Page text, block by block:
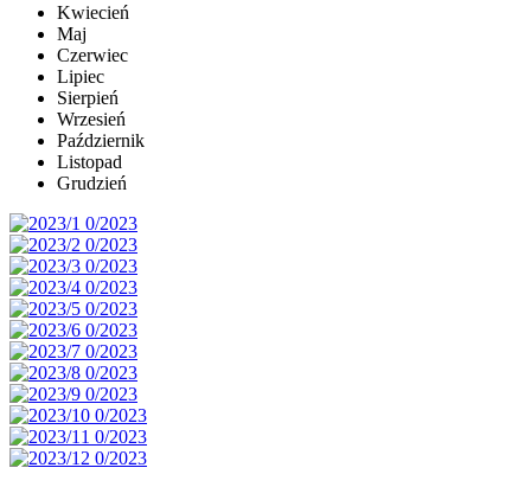
Kwiecień
Maj
Czerwiec
Lipiec
Sierpień
Wrzesień
Październik
Listopad
Grudzień